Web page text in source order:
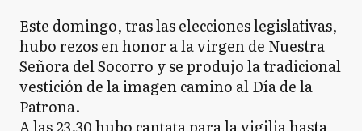
Este domingo, tras las elecciones legislativas,
hubo rezos en honor a la virgen de Nuestra
Señora del Socorro y se produjo la tradicional
vestición de la imagen camino al Día de la
Patrona.
A las 23.30 hubo cantata para la vigilia hasta